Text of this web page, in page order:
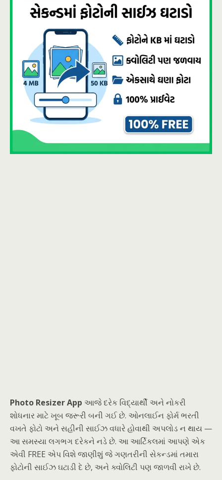
Photo Resizer App આજે દરેક વિદ્યાર્થી અને નોકરી
શોધનાર માટે ખૂબ જરૂરી બની ગઈ છે. ઓનલાઈન ફોર્મ ભરતી
વખતે ફોટો અને સહીની સાઈઝ વધારે હોવાથી અપલોડ ન થાય —
આ સમસ્યા લગભગ દરેકને નડે છે. આ આર્ટિકલમાં આપણે એક
એવી FREE એપ વિશે જાણીશું જે ગણતરીની સેકન્ડમાં તમારા
ફોટોની સાઈઝ ઘટાડી દે છે, અને ક્વોલિટી પણ જાળવી રાખે છે.